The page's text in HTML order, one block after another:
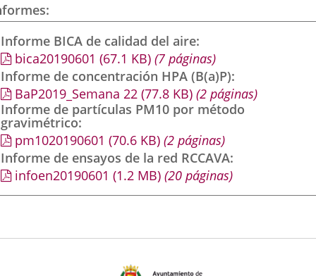
externa.externa.
Informe BICA de calidad del aire
bica20190601 (67.1 KB) (7 páginas)
Informe de concentración HPA (B(a)P)
BaP2019_Semana 22 (77.8 KB) (2 páginas)
Informe de partículas PM10 por método
gravimétrico
pm1020190601 (70.6 KB) (2 páginas)
Informe de ensayos de la red RCCAVA
infoen20190601 (1.2 MB) (20 páginas)